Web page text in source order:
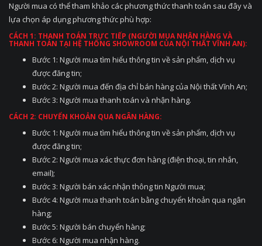
Người mua có thể tham khảo các phương thức thanh toán sau đây và
lựa chọn áp dụng phương thức phù hợp:
CÁCH 1: THANH TOÁN TRỰC TIẾP (NGƯỜI MUA NHẬN HÀNG VÀ
THANH TOÁN TẠI HỆ THỐNG SHOWROOM CỦA NỘI THẤT VĨNH AN):
Bước 1: Người mua tìm hiểu thông tin về sản phẩm, dịch vụ
được đăng tin;
Bước 2: Người mua đến địa chỉ bán hàng của Nội thất Vĩnh An;
Bước 3: Người mua thanh toán và nhận hàng.
CÁCH 2: CHUYỂN KHOẢN QUA NGÂN HÀNG:
Bước 1: Người mua tìm hiểu thông tin về sản phẩm, dịch vụ
được đăng tin;
Bước 2: Người mua xác thực đơn hàng (điện thoại, tin nhắn,
email);
Bước 3: Người bán xác nhận thông tin Người mua;
Bước 4: Người mua thanh toán bằng chuyển khoản qua ngân
hàng;
Bước 5: Người bán chuyển hàng;
Bước 6: Người mua nhận hàng.